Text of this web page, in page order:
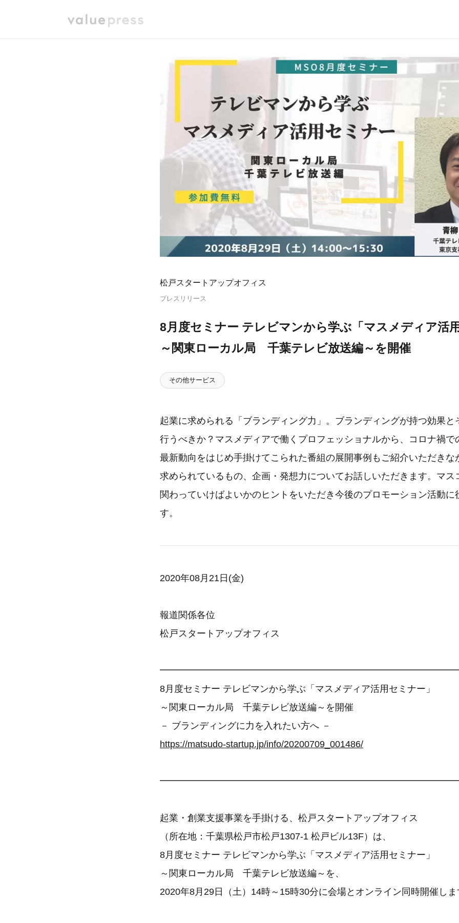
松戸スタートアップオフィス
プレスリリース
8月度セミナー テレビマンから学ぶ「マスメディア活
～関東ローカル局 千葉テレビ放送編～を開催
その他サービス
起業に求められる「ブランディング力」。ブランディングが持つ効果と
行うべきか？マスメディアで働くプロフェッショナルから、コロナ禍で
最新動向をはじめ手掛けてこられた番組の展開事例もご紹介いただきな
求められているもの、企画・発想力についてお話しいただきます。マス
関わっていけばよいかのヒントをいただき今後のプロモーション活動に
す。
2020年08月21日(金)
報道関係各位
松戸スタートアップオフィス
8月度セミナー テレビマンから学ぶ「マスメディア活用セミナー」
～関東ローカル局 千葉テレビ放送編～を開催
－ ブランディングに力を入れたい方へ －
https://matsudo-startup.jp/info/20200709_001486/
起業・創業支援事業を手掛ける、松戸スタートアップオフィス
（所在地：千葉県松戸市松戸1307-1 松戸ビル13F）は、
8月度セミナー テレビマンから学ぶ「マスメディア活用セミナー」
～関東ローカル局 千葉テレビ放送編～を、
2020年8月29日（土）14時～15時30分に会場とオンライン同時開催しま